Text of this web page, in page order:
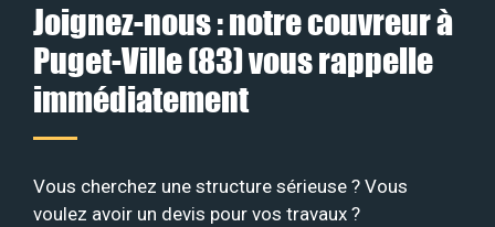
Joignez-nous : notre couvreur à
Puget-Ville (83) vous rappelle
immédiatement
Vous cherchez une structure sérieuse ? Vous
voulez avoir un devis pour vos travaux ?